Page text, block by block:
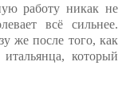
работу никак не
всё сильнее.
же после того, как
который